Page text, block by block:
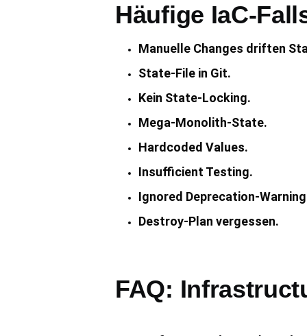
Häufige IaC-
Manuelle Changes driften
State-File in Git.
Kein State-Locking.
Mega-Monolith-State.
Hardcoded Values.
Insufficient Testing.
Ignored Deprecation-
Destroy-Plan vergessen.
FAQ: